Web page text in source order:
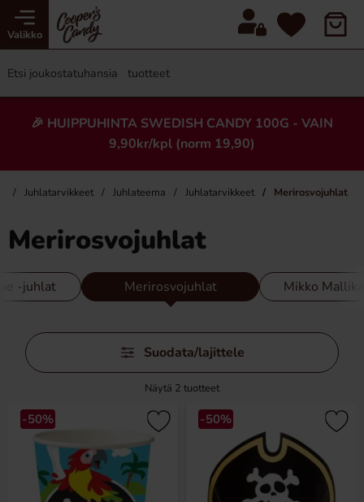
Valikko
🎉 HUIPPUHINTA SWEDISH CANDY 100G - VAIN
9,90kr/kpl (norm 19,90)
Juhlatarvikkeet Juhlateema Juhlatarvikkeet Merirosvojuhlat
Merirosvojuhlat
-juhlat Merirosvojuhlat Mikko
Ohita
suodattimet
Suodata/lajittele
Näytä 2 tuotteet
-50% -50%